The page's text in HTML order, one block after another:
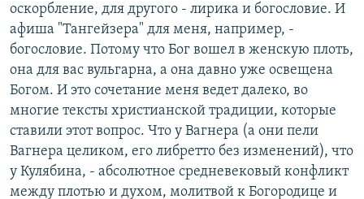
оскорбление, для другого - лирика и богословие. И
афиша "Тангейзера" для меня, например, -
богословие. Потому что Бог вошел в женскую плоть,
она для вас вульгарна, а она давно уже освещена
Богом. И это сочетание меня ведет далеко, во
многие тексты христианской традиции, которые
ставили этот вопрос. Что у Вагнера (а они пели
Вагнера целиком, его либретто без изменений), что
у Кулябина, - абсолютное средневековый конфликт
между плотью и духом, молитвой к Богородице и